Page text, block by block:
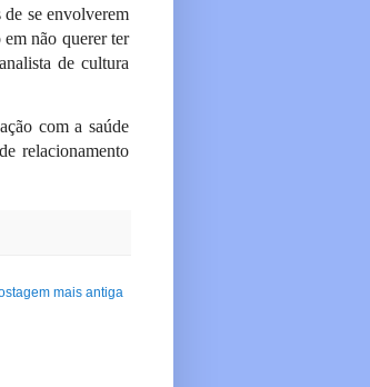
de se envolverem
não querer ter
de cultura
com a saúde
relacionamento
mais antiga